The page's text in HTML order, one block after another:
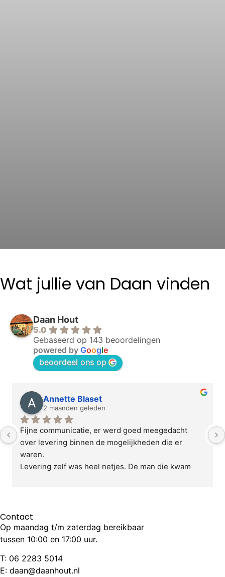
Wat jullie van Daan vinden
Daan Hout
5.0
Gebaseerd op 143 beoordelingen
powered by Google
beoordeel ons op
Annette Blaset
2 maanden geleden
Fijne communicatie, er werd goed meegedacht
over levering binnen de mogelijkheden die er
waren.
Levering zelf was heel netjes. De man die kwam
afgewerkt, stevig, alles loopt mooi door en sluit
netjes aan. Vakwerk.
Contact
Op maandag t/m zaterdag bereikbaar
tussen 10:00 en 17:00 uur.
T: 06 2283 5014
E: daan@daanhout.nl